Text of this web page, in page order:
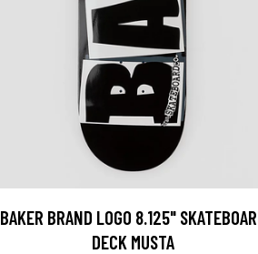
BAKER BRAND LOGO 8.125"
DECK MUSTA